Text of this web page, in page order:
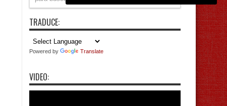
TRADUCE:
Powered by Translate
VIDEO: